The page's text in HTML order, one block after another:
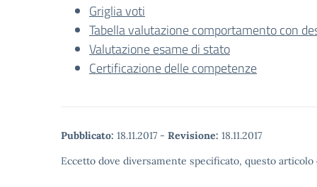
Griglia voti
Tabella valutazione comportamento con
Valutazione esame di stato
Certificazione delle competenze
Pubblicato: 18.11.2017 - Revisione: 18.11.2017
Eccetto dove diversamente specificato, questo